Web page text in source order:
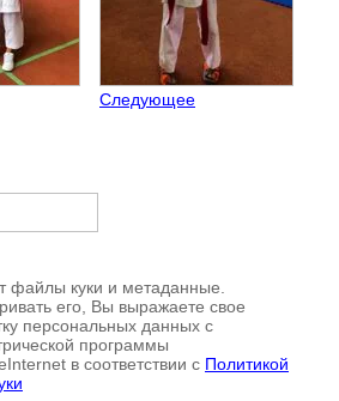
Следующее
файлы куки и метаданные.
его, Вы выражаете свое
персональных данных с
программы
в соответствии с Политикой